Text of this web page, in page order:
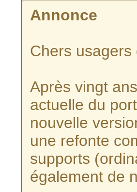
Annonce
Chers
Après vingt
actuelle du
nouvelle
une refonte
supports
également de